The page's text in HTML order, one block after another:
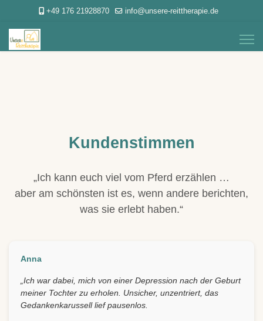
+49 176 21928870 info@unsere-reittherapie.de
Kundenstimmen
„Ich kann euch viel vom Pferd erzählen …
aber am schönsten ist es, wenn andere berichten,
was sie erlebt haben.“
Anna
„Ich war dabei, mich von einer Depression nach der Geburt
meiner Tochter zu erholen. Unsicher, unzentriert, das
Gedankenkarussell lief pausenlos.